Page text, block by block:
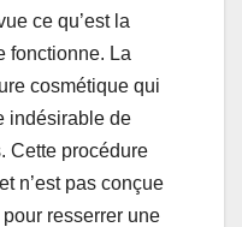
ce qu’est la
fonctionne. La
cosmétique qui
indésirable de
Cette procédure
n’est pas conçue
resserrer une